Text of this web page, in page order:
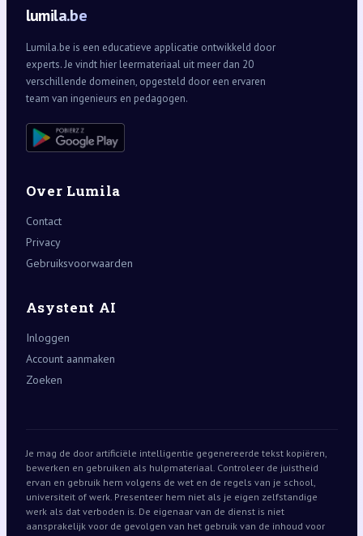
lumila.be
Lumila.be is een educatieve applicatie ontwikkeld door
experts. Je vindt hier leermateriaal uit meer dan 20
verschillende domeinen, opgesteld door een ervaren
team van ingenieurs en pedagogen.
Over Lumila
Contact
Privacy
Gebruiksvoorwaarden
Asystent AI
Inloggen
Account aanmaken
Zoeken
Je mag de door artificiële intelligentie gegenereerde tekst kopiëren,
bewerken en gebruiken als hulpmateriaal. Controleer de juistheid
ervan en gebruik hem volgens de wet en de regels van je school,
universiteit of werk. Presenteer hem niet als je eigen zelfstandige
werk als dat verboden is. De eigenaar van de dienst is niet
aansprakelijk voor de gevolgen van het gebruik van de inhoud voor